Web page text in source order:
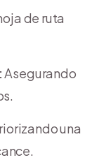
de ruta
Asegurando
una